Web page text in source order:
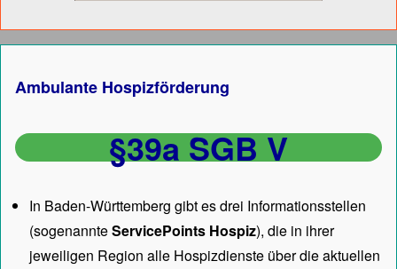
Ambulante Hospizförderung
§39a SGB V
In Baden-Württemberg gibt es drei Informationsstellen
(sogenannteServicePoints Hospiz), die in ihrer
jeweiligen Region alle Hospizdienste über die aktuellen